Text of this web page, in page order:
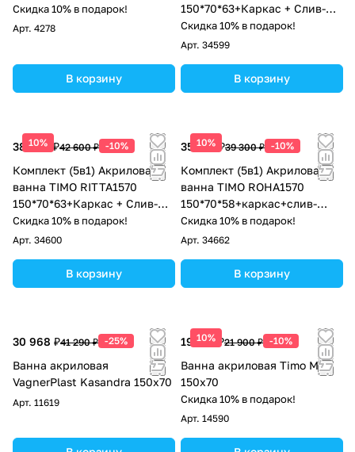
Скидка 10% в подарок!
Арт. 4278
В корзину
150*70*63+Каркас + Слив-
перелив+Фронтальная
панель
Скидка 10% в подарок!
Арт. 34599
В корзину
10%
38 340 ₽42 600 ₽ -10%
Комплект (5в1) Акриловая
ванна TIMO RITTA1570
150*70*63+Каркас + Слив-
перелив+Фронтальная
панель+Торцевая панель
Скидка 10% в подарок!
Арт. 34600
В корзину
10%
35 370 ₽39 300 ₽ -10%
Комплект (5в1) Акриловая
ванна TIMO ROHA1570
150*70*58+каркас+слив-
перелив+фронтальная
панель+торцевая панель
Скидка 10% в подарок!
Арт. 34662
В корзину
30 968 ₽41 290 ₽ -25%
Ванна акриловая
VagnerPlast Kasandra 150x70
Арт. 11619
10%
19 710 ₽21 900 ₽ -10%
Ванна акриловая Timo Mika
150x70
Скидка 10% в подарок!
Арт. 14590